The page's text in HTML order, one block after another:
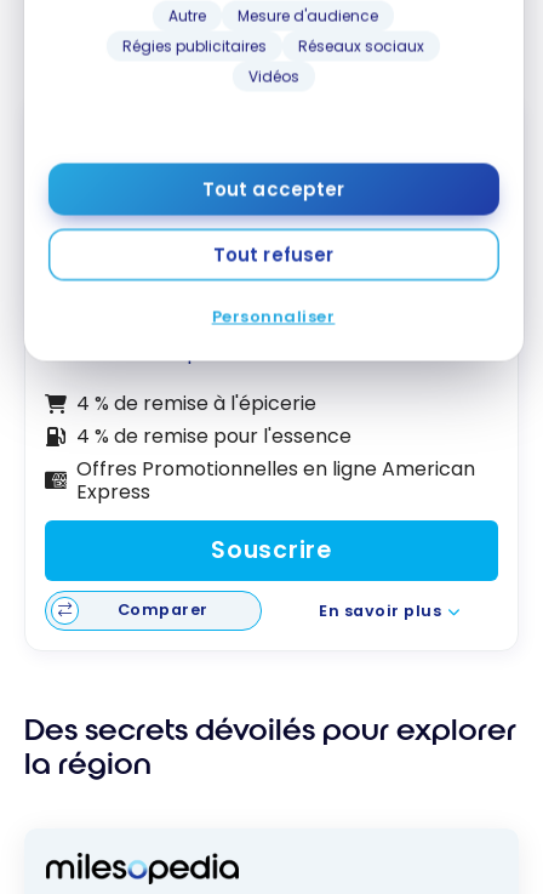
Autre
Mesure d'audience
Régies publicitaires
Réseaux sociaux
Vidéos
Tout accepter
Tout refuser
Personnaliser
Carte sélecte RemiseSimple
d’American Express
Jusqu'à 250 $ de remise en argent
4 % de remise à l'épicerie
4 % de remise pour l'essence
Offres Promotionnelles en ligne American
Express
Souscrire
Comparer En savoir plus
Des secrets dévoilés pour explorer
la région